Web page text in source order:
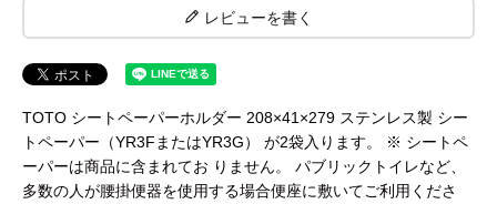
トイレ見積もりフォーム
給湯器見積もりフォーム
取り扱いメーカー 協力業者募集
レビューを書く
TOTO シートペーパーホルダー 208×41×279 ステンレス製 シー
トペーパー（YR3FまたはYR3G） が2袋入ります。 ※ シートペ
ーパーは商品に含まれてお りません。 パブリックトイレなど、
多数の人が腰掛便器を使用する場合便座に敷いてご利用くださ